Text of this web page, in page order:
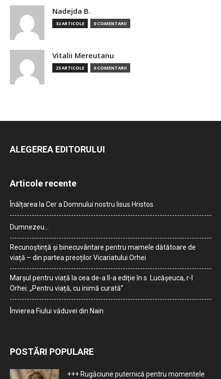
Nadejda B.
32 ARTICOLE 0 COMENTARII
Vitalii Mereutanu
23 ARTICOLE 0 COMENTARII
ALEGEREA EDITORULUI
Articole recente
Înălțarea la Cer a Domnului nostru Iisus Hristos
Dumnezeu…
Recunoștință și binecuvântare pentru mamele dătătoare de
viață – din partea preoților Vicariatului Orhei
Marșul pentru viață la cea de-a II-a ediție în s. Lucășeuca, r-l
Orhei: „Pentru viață, cu inimă curată”
Învierea Fiului văduvei din Nain
POSTĂRI POPULARE
+++ Rugăciune puternică pentru momentele